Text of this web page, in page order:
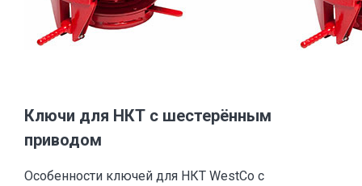
Ключи для НКТ с шестерённым
приводом
Особенности ключей для НКТ WestCo с